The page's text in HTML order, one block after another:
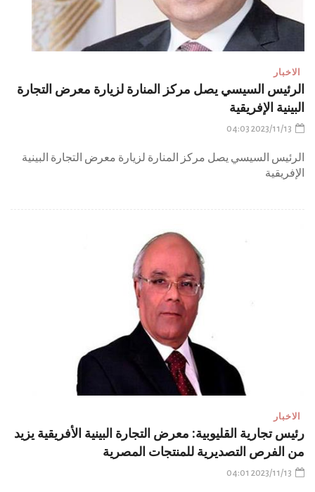
الاخبار
الرئيس السيسي يصل مركز المنارة لزيارة معرض التجارة
البينية الإفريقية
2023/11/13 04:03
الرئيس السيسي يصل مركز المنارة لزيارة معرض التجارة البينية
الإفريقية
الاخبار
رئيس تجارية القليوبية: معرض التجارة البينية الأفريقية يزيد
من الفرص التصديرية للمنتجات المصرية
2023/11/13 04:01